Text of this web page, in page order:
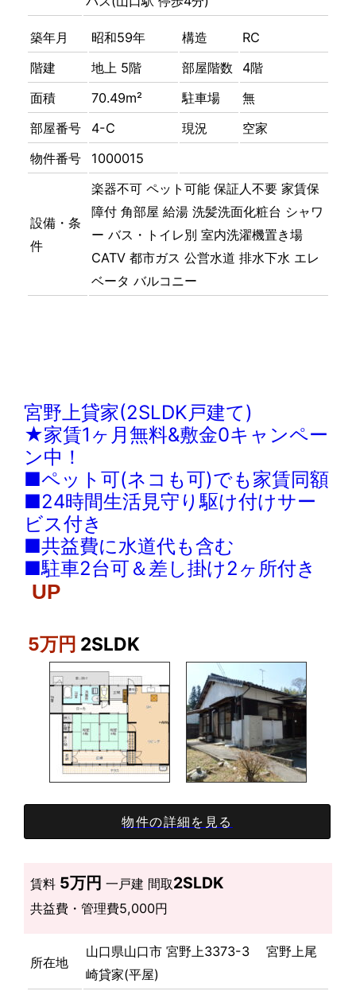
築年月 昭和59年 構造
RC
階建
地上 5階 部屋階数
4階
面積
70.49m² 駐車場
無
部屋番号
4-C 現況
空家
物件番号
1000015
設備・条
件
楽器不可 ペット可能 保証人不要 家賃保
障付 角部屋 給湯 洗髪洗面化粧台 シャワ
ー バス・トイレ別 室内洗濯機置き場
CATV 都市ガス 公営水道 排水下水 エレ
ベータ バルコニー
宮野上貸家(2SLDK戸建て)
★家賃1ヶ月無料&敷金0キャンペー
ン中！
■ペット可(ネコも可)でも家賃同額
■24時間生活見守り駆け付けサー
ビス付き
■共益費に水道代も含む
■駐車2台可＆差し掛け2ヶ所付き
UP
5万円 2SLDK
物件の詳細を見る
賃料 5万円一戸建 間取2SLDK
共益費・管理費5,000円
所在地
山口県山口市 宮野上3373-3 宮野上尾
崎貸家(平屋)